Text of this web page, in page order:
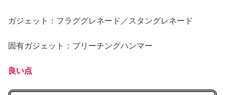
ガジェット：フラググレネード／スタングレネード
固有ガジェット：ブリーチングハンマー
良い点